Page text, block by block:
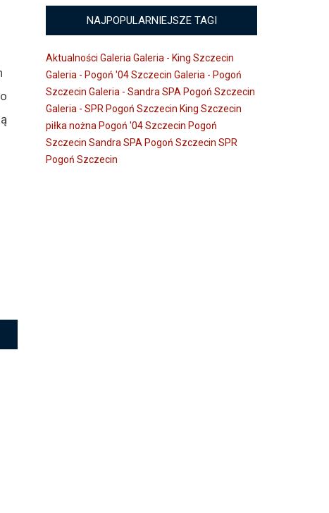
NAJPOPULARNIEJSZE TAGI
Aktualności Galeria Galeria - King Szczecin
Galeria - Pogoń '04 Szczecin Galeria - Pogoń
Szczecin Galeria - Sandra SPA Pogoń Szczecin
Galeria - SPR Pogoń Szczecin King Szczecin
piłka nożna Pogoń '04 Szczecin Pogoń
Szczecin Sandra SPA Pogoń Szczecin SPR
Pogoń Szczecin